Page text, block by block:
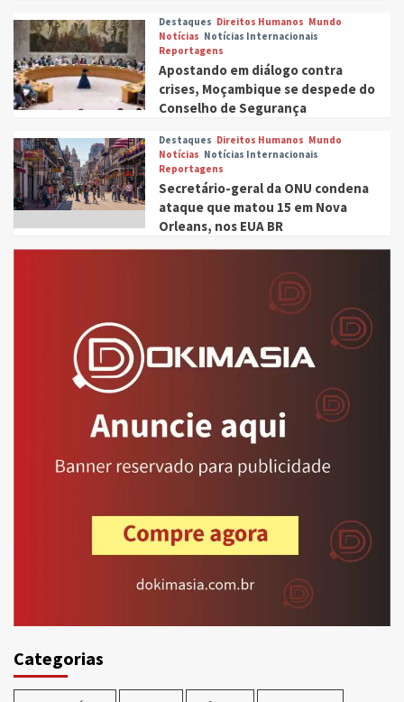
Destaques Direitos Humanos Mundo
Notícias Notícias Internacionais
Reportagens
Apostando em diálogo contra
crises, Moçambique se despede do
Conselho de Segurança
Destaques Direitos Humanos Mundo
Notícias Notícias Internacionais
Reportagens
Secretário-geral da ONU condena
ataque que matou 15 em Nova
Orleans, nos EUA BR
Categorias